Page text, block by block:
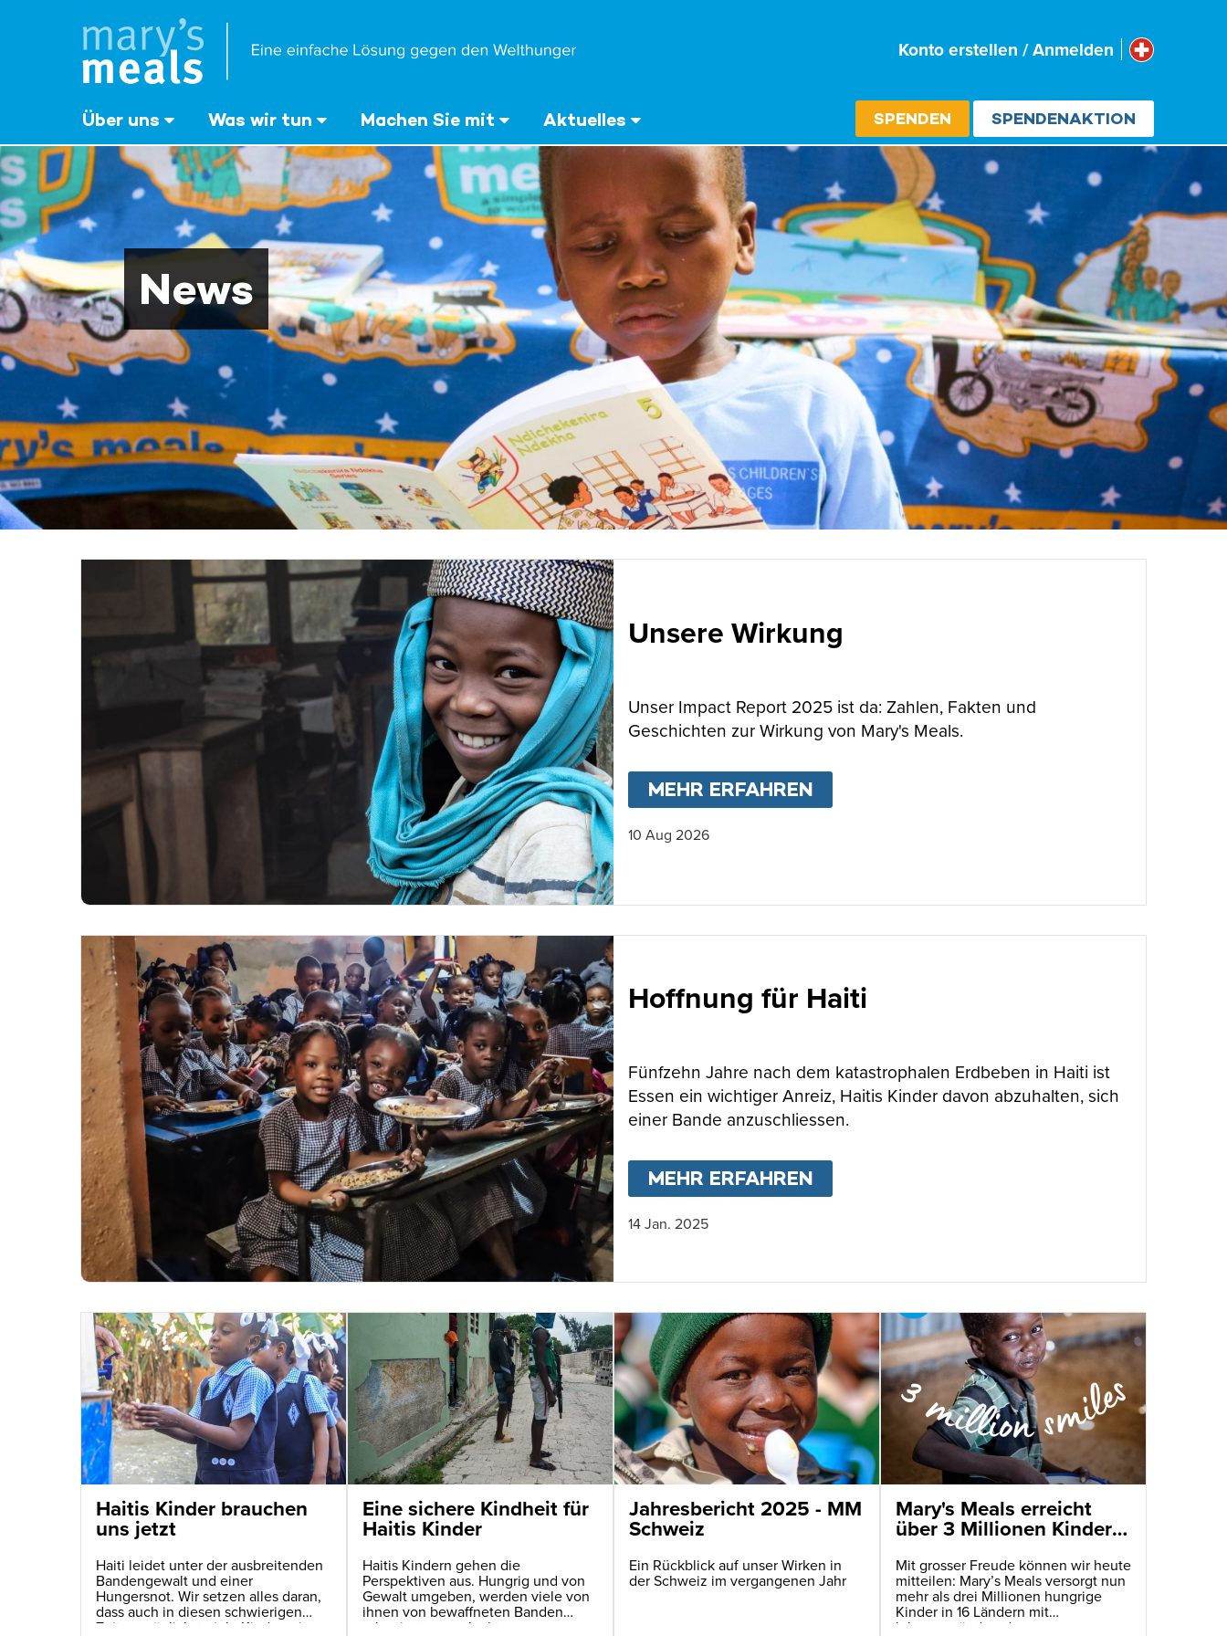
Konto erstellen / Anmelden Select
Schweiz
‎Über uns Was wir tun Machen Sie mit Aktuelles SPENDEN SPENDENAKTION
News
Unsere Wirkung
Unser Impact Report 2025 ist da: Zahlen, Fakten und
Geschichten zur Wirkung von Mary's Meals.
MEHR ERFAHREN
10 Aug 2026
Hoffnung für Haiti
Fünfzehn Jahre nach dem katastrophalen Erdbeben in Haiti ist
Essen ein wichtiger Anreiz, Haitis Kinder davon abzuhalten, sich
einer Bande anzuschliessen.
MEHR ERFAHREN
14 Jan. 2025
Haitis Kinder brauchen
uns jetzt
Haiti leidet unter der ausbreitenden
Bandengewalt und einer
Hungersnot. Wir setzen alles daran,
dass auch in diesen schwierigen
Zeiten möglichst viele Kinder mit
Eine sichere Kindheit für
Haitis Kinder
Haitis Kindern gehen die
Perspektiven aus. Hungrig und von
Gewalt umgeben, werden viele von
ihnen von bewaffneten Banden
rekrutiert – angelockt vom
Jahresbericht 2025 - MM
Schweiz
Ein Rückblick auf unser Wirken in
der Schweiz im vergangenen Jahr
Mary's Meals erreicht
über 3 Millionen Kinder
Schulmahlzeiten
Mit grosser Freude können wir heute
mitteilen: Mary’s Meals versorgt nun
mehr als drei Millionen hungrige
Kinder in 16 Ländern mit
lebensverändernden